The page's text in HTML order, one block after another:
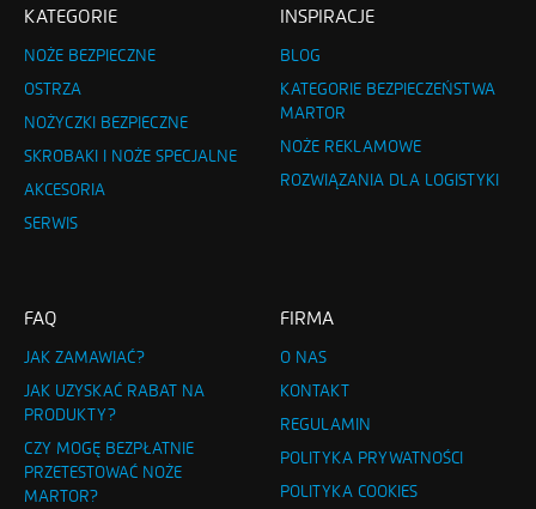
KATEGORIE
NOŻE BEZPIECZNE
OSTRZA
NOŻYCZKI BEZPIECZNE
SKROBAKI I NOŻE SPECJALNE
AKCESORIA
SERWIS
INSPIRACJE
BLOG
KATEGORIE BEZPIECZEŃSTWA
MARTOR
NOŻE REKLAMOWE
ROZWIĄZANIA DLA LOGISTYKI
FAQ
JAK ZAMAWIAĆ?
JAK UZYSKAĆ RABAT NA
PRODUKTY?
CZY MOGĘ BEZPŁATNIE
PRZETESTOWAĆ NOŻE
MARTOR?
FIRMA
O NAS
KONTAKT
REGULAMIN
POLITYKA PRYWATNOŚCI
POLITYKA COOKIES